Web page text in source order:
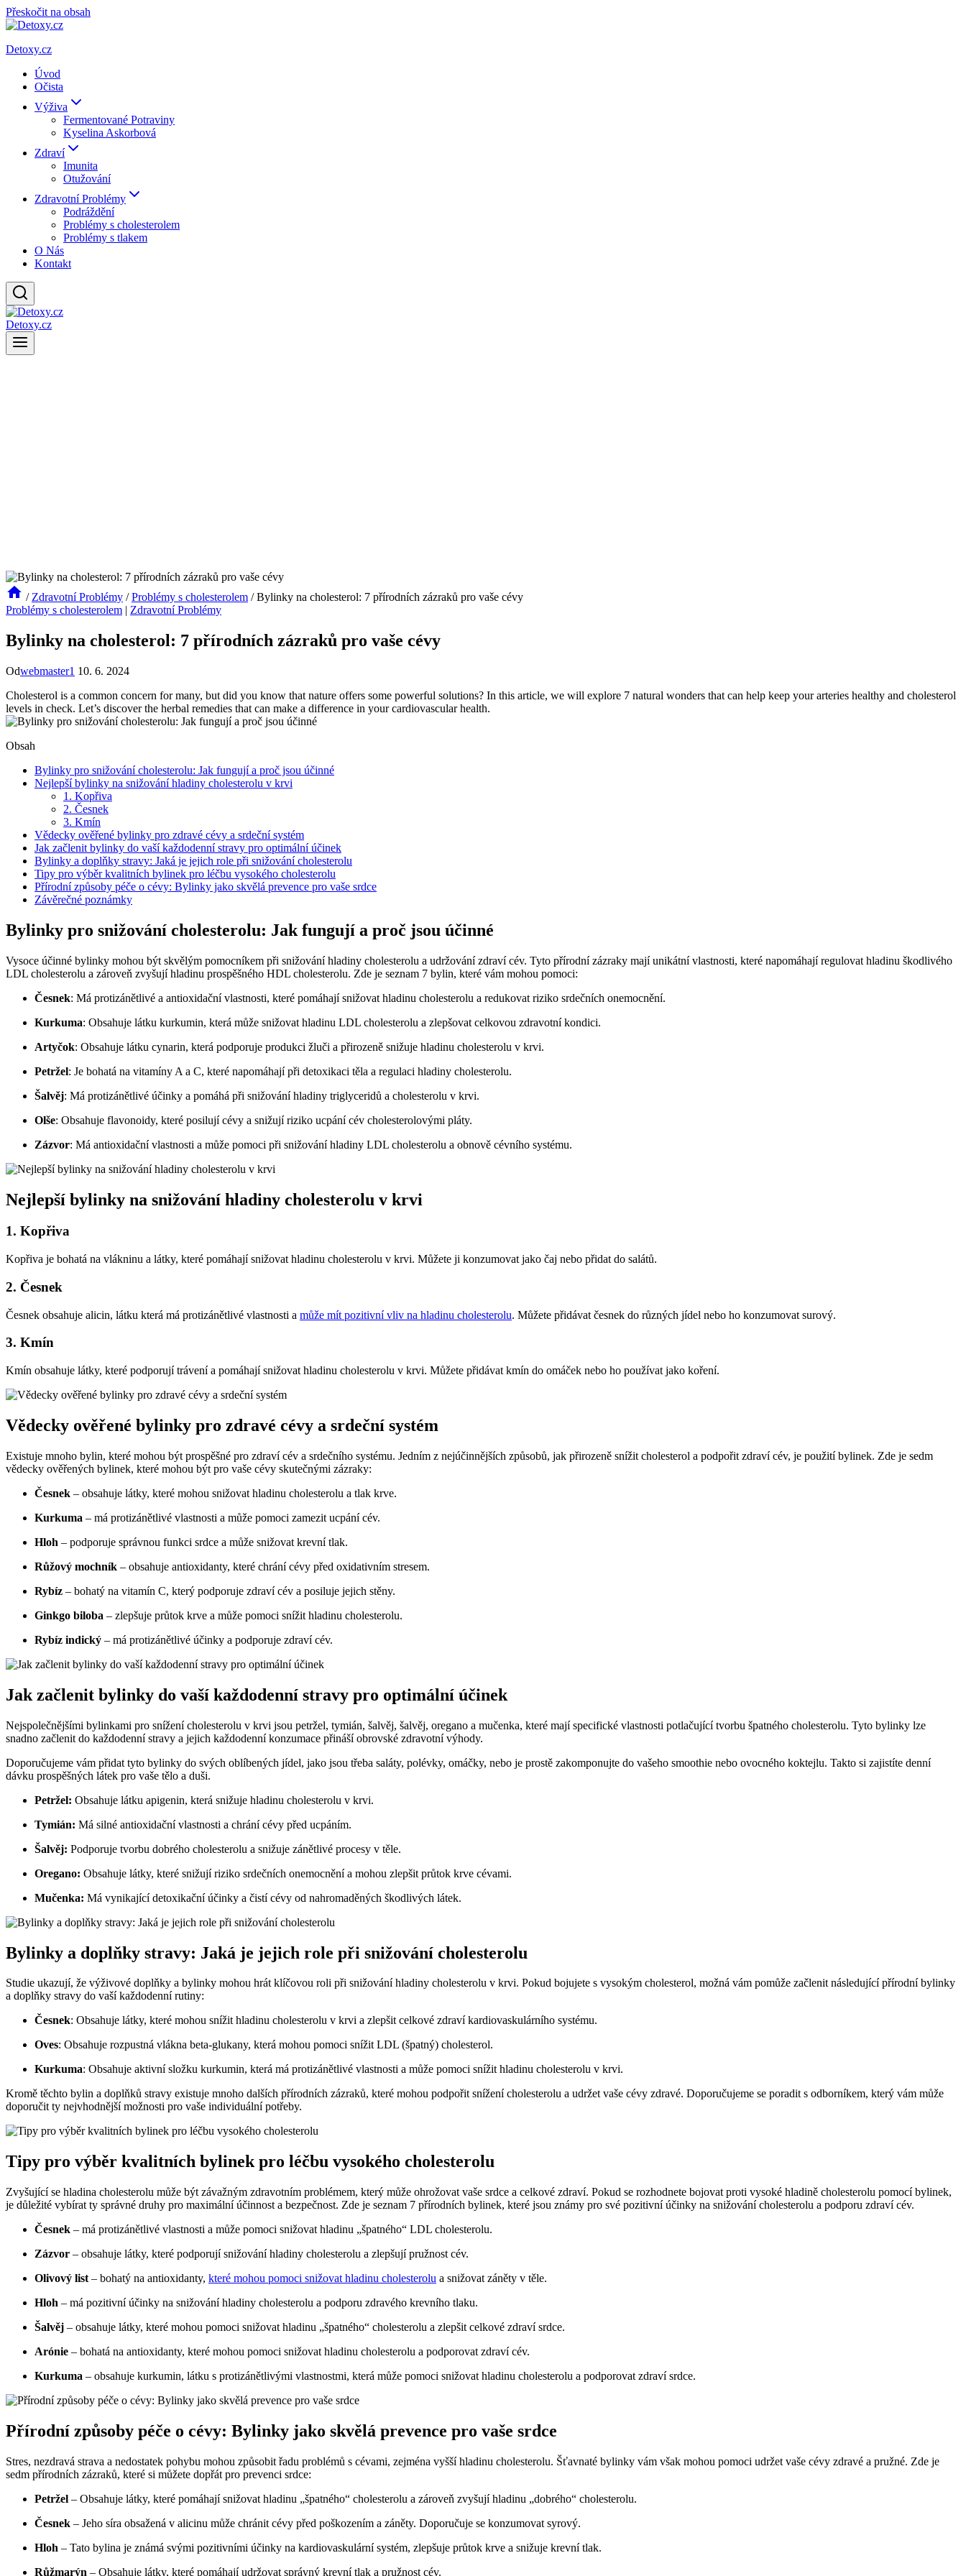
Přeskočit na obsah
Detoxy.cz
Úvod
Očista
Výživa
Fermentované Potraviny
Kyselina Askorbová
Zdraví
Imunita
Otužování
Zdravotní Problémy
Podráždění
Problémy s cholesterolem
Problémy s tlakem
O Nás
Kontakt
Detoxy.cz
/ Zdravotní Problémy / Problémy s cholesterolem / Bylinky na cholesterol: 7 přírodních zázraků pro vaše cévy
Problémy s cholesterolem | Zdravotní Problémy
Bylinky na cholesterol: 7 přírodních zázraků pro vaše cévy
Odwebmaster1 10. 6. 2024
Cholesterol is a common concern for many, but did you know that nature offers some powerful solutions? In this article, we will explore 7 natural wonders that can help keep your arteries healthy and cholesterol
levels in check. Let’s discover the herbal remedies that can make a difference in your cardiovascular health.
Obsah
Bylinky pro snižování cholesterolu: Jak fungují a proč jsou účinné
Nejlepší bylinky na snižování hladiny cholesterolu v krvi
1. Kopřiva
2. Česnek
3. Kmín
Vědecky ověřené bylinky pro zdravé cévy a srdeční systém
Jak začlenit bylinky do vaší každodenní stravy pro optimální účinek
Bylinky a doplňky stravy: Jaká je jejich role při snižování cholesterolu
Tipy pro výběr kvalitních bylinek pro léčbu vysokého cholesterolu
Přírodní způsoby péče o cévy: Bylinky jako skvělá prevence pro vaše srdce
Závěrečné poznámky
Bylinky pro snižování cholesterolu: Jak fungují a proč jsou účinné
Vysoce účinné bylinky mohou být skvělým pomocníkem při snižování hladiny cholesterolu a udržování zdraví cév. Tyto přírodní zázraky mají unikátní vlastnosti, které napomáhají regulovat hladinu škodlivého
LDL cholesterolu a zároveň zvyšují hladinu prospěšného HDL cholesterolu. Zde je seznam 7 bylin, které vám mohou pomoci:
Česnek: Má protizánětlivé a antioxidační vlastnosti, které pomáhají snižovat hladinu cholesterolu a redukovat riziko srdečních onemocnění.
Kurkuma: Obsahuje látku kurkumin, která může snižovat hladinu LDL cholesterolu a zlepšovat celkovou zdravotní kondici.
Artyčok: Obsahuje látku cynarin, která podporuje produkci žluči a přirozeně snižuje hladinu cholesterolu v krvi.
Petržel: Je bohatá na vitamíny A a C, které napomáhají při detoxikaci těla a regulaci hladiny cholesterolu.
Šalvěj: Má protizánětlivé účinky a pomáhá při snižování hladiny triglyceridů a cholesterolu v krvi.
Olše: Obsahuje flavonoidy, které posilují cévy a snižují riziko ucpání cév cholesterolovými pláty.
Zázvor: Má antioxidační vlastnosti a může pomoci při snižování hladiny LDL cholesterolu a obnově cévního systému.
Nejlepší bylinky na snižování hladiny cholesterolu v krvi
1. Kopřiva
Kopřiva je bohatá na vlákninu a látky, které pomáhají snižovat hladinu cholesterolu v krvi. Můžete ji konzumovat jako čaj nebo přidat do salátů.
2. Česnek
Česnek obsahuje alicin, látku která má protizánětlivé vlastnosti a může mít pozitivní vliv na hladinu cholesterolu. Můžete přidávat česnek do různých jídel nebo ho konzumovat surový.
3. Kmín
Kmín obsahuje látky, které podporují trávení a pomáhají snižovat hladinu cholesterolu v krvi. Můžete přidávat kmín do omáček nebo ho používat jako koření.
Vědecky ověřené bylinky pro zdravé cévy a srdeční systém
Existuje mnoho bylin, které mohou být prospěšné pro zdraví cév a srdečního systému. Jedním z nejúčinnějších způsobů, jak přirozeně snížit cholesterol a podpořit zdraví cév, je použití bylinek. Zde je sedm
vědecky ověřených bylinek, které mohou být pro vaše cévy skutečnými zázraky:
Česnek – obsahuje látky, které mohou snižovat hladinu cholesterolu a tlak krve.
Kurkuma – má protizánětlivé vlastnosti a může pomoci zamezit ucpání cév.
Hloh – podporuje správnou funkci srdce a může snižovat krevní tlak.
Růžový mochník – obsahuje antioxidanty, které chrání cévy před oxidativním stresem.
Rybíz – bohatý na vitamín C, který podporuje zdraví cév a posiluje jejich stěny.
Ginkgo biloba – zlepšuje průtok krve a může pomoci snížit hladinu cholesterolu.
Rybíz indický – má protizánětlivé účinky a podporuje zdraví cév.
Jak začlenit bylinky do vaší každodenní stravy pro optimální účinek
Nejspolečnějšími bylinkami pro snížení cholesterolu v krvi jsou petržel, tymián, šalvěj, šalvěj, oregano a mučenka, které mají specifické vlastnosti potlačující tvorbu špatného cholesterolu. Tyto bylinky lze
snadno začlenit do každodenní stravy a jejich každodenní konzumace přináší obrovské zdravotní výhody.
Doporučujeme vám přidat tyto bylinky do svých oblíbených jídel, jako jsou třeba saláty, polévky, omáčky, nebo je prostě zakomponujte do vašeho smoothie nebo ovocného koktejlu. Takto si zajistíte denní
dávku prospěšných látek pro vaše tělo a duši.
Petržel: Obsahuje látku apigenin, která snižuje hladinu cholesterolu v krvi.
Tymián: Má silné antioxidační vlastnosti a chrání cévy před ucpáním.
Šalvěj: Podporuje tvorbu dobrého cholesterolu a snižuje zánětlivé procesy v těle.
Oregano: Obsahuje látky, které snižují riziko srdečních onemocnění a mohou zlepšit průtok krve cévami.
Mučenka: Má vynikající detoxikační účinky a čistí cévy od nahromaděných škodlivých látek.
Bylinky a doplňky stravy: Jaká je jejich role při snižování cholesterolu
Studie ukazují, že výživové doplňky a bylinky mohou hrát klíčovou roli při snižování hladiny cholesterolu v krvi. Pokud bojujete s vysokým cholesterol, možná vám pomůže začlenit následující přírodní bylinky
a doplňky stravy do vaší každodenní rutiny:
Česnek: Obsahuje látky, které mohou snížit hladinu cholesterolu v krvi a zlepšit celkové zdraví kardiovaskulárního systému.
Oves: Obsahuje rozpustná vlákna beta-glukany, která mohou pomoci snížit LDL (špatný) cholesterol.
Kurkuma: Obsahuje aktivní složku kurkumin, která má protizánětlivé vlastnosti a může pomoci snížit hladinu cholesterolu v krvi.
Kromě těchto bylin a doplňků stravy existuje mnoho dalších přírodních zázraků, které mohou podpořit snížení cholesterolu a udržet vaše cévy zdravé. Doporučujeme se poradit s odborníkem, který vám může
doporučit ty nejvhodnější možnosti pro vaše individuální potřeby.
Tipy pro výběr kvalitních bylinek pro léčbu vysokého cholesterolu
Zvyšující se hladina cholesterolu může být závažným zdravotním problémem, který může ohrožovat vaše srdce a celkové zdraví. Pokud se rozhodnete bojovat proti vysoké hladině cholesterolu pomocí bylinek,
je důležité vybírat ty správné druhy pro maximální účinnost a bezpečnost. Zde je seznam 7 přírodních bylinek, které jsou známy pro své pozitivní účinky na snižování cholesterolu a podporu zdraví cév.
Česnek – má protizánětlivé vlastnosti a může pomoci snižovat hladinu „špatného“ LDL cholesterolu.
Zázvor – obsahuje látky, které podporují snižování hladiny cholesterolu a zlepšují pružnost cév.
Olivový list – bohatý na antioxidanty, které mohou pomoci snižovat hladinu cholesterolu a snižovat záněty v těle.
Hloh – má pozitivní účinky na snižování hladiny cholesterolu a podporu zdravého krevního tlaku.
Šalvěj – obsahuje látky, které mohou pomoci snižovat hladinu „špatného“ cholesterolu a zlepšit celkové zdraví srdce.
Arónie – bohatá na antioxidanty, které mohou pomoci snižovat hladinu cholesterolu a podporovat zdraví cév.
Kurkuma – obsahuje kurkumin, látku s protizánětlivými vlastnostmi, která může pomoci snižovat hladinu cholesterolu a podporovat zdraví srdce.
Přírodní způsoby péče o cévy: Bylinky jako skvělá prevence pro vaše srdce
Stres, nezdravá strava a nedostatek pohybu mohou způsobit řadu problémů s cévami, zejména vyšší hladinu cholesterolu. Šťavnaté bylinky vám však mohou pomoci udržet vaše cévy zdravé a pružné. Zde je
sedm přírodních zázraků, které si můžete dopřát pro prevenci srdce:
Petržel – Obsahuje látky, které pomáhají snižovat hladinu „špatného“ cholesterolu a zároveň zvyšují hladinu „dobrého“ cholesterolu.
Česnek – Jeho síra obsažená v alicinu může chránit cévy před poškozením a záněty. Doporučuje se konzumovat syrový.
Hloh – Tato bylina je známá svými pozitivními účinky na kardiovaskulární systém, zlepšuje průtok krve a snižuje krevní tlak.
Růžmarýn – Obsahuje látky, které pomáhají udržovat správný krevní tlak a pružnost cév.